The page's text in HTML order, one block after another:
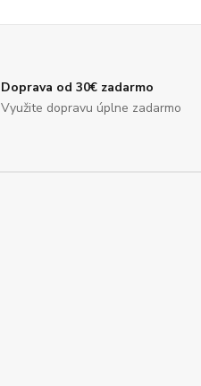
Doprava od 30€ zadarmo
Využite dopravu úplne zadarmo